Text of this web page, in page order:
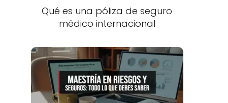
Qué es una póliza de seguro
médico internacional